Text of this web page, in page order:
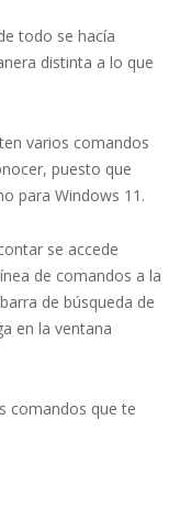
todo se hacía
distinta a lo que
varios comandos
puesto que
para Windows 11.
se accede
de comandos a la
de búsqueda de
en la ventana
comandos que te